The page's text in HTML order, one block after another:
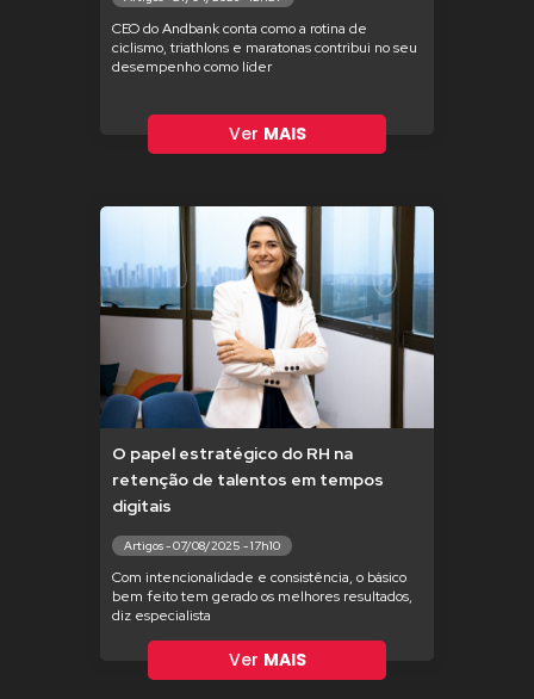
CEO do Andbank conta como a rotina de
ciclismo, triathlons e maratonas contribui no seu
desempenho como líder
Ver MAIS
O papel estratégico do RH na
retenção de talentos em tempos
digitais
Artigos - 07/08/2025 - 17h10
Com intencionalidade e consistência, o básico
bem feito tem gerado os melhores resultados,
diz especialista
Ver MAIS